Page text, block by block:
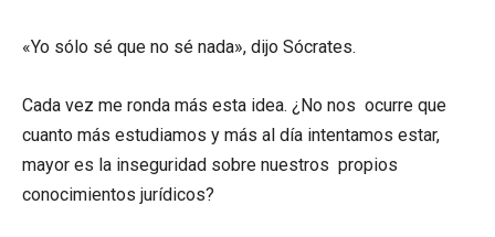
«Yo sólo sé que no sé nada», dijo Sócrates.
Cada vez me ronda más esta idea. ¿No nos ocurre que
cuanto más estudiamos y más al día intentamos estar,
mayor es la inseguridad sobre nuestros propios
conocimientos jurídicos?